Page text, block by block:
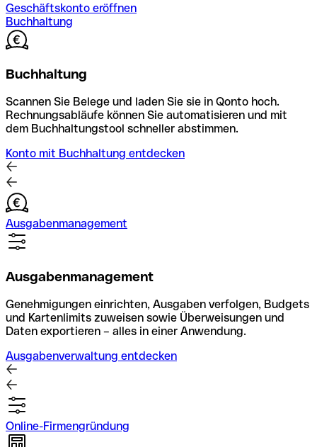
Geschäftskonto eröffnen
Buchhaltung
Buchhaltung
Scannen Sie Belege und laden Sie sie in Qonto hoch.
Rechnungsabläufe können Sie automatisieren und mit
dem Buchhaltungstool schneller abstimmen.
Konto mit Buchhaltung entdecken
Ausgabenmanagement
Ausgabenmanagement
Genehmigungen einrichten, Ausgaben verfolgen, Budgets
und Kartenlimits zuweisen sowie Überweisungen und
Daten exportieren – alles in einer Anwendung.
Ausgabenverwaltung entdecken
Online-Firmengründung